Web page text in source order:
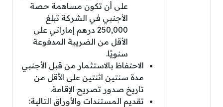
على أن تكون مساهمة حصة
الأجنبي في الشركة تبلغ
250,000 درهم إماراتي على
الأقل من الضريبة المدفوعة
سنويًا.
الاحتفاظ بالاستثمار من قبل الأجنبي
مدة سنتين اثنتين على الأقل من
تاريخ صدور تصريح الإقامة.
تقديم المستندات والأوراق التالية: